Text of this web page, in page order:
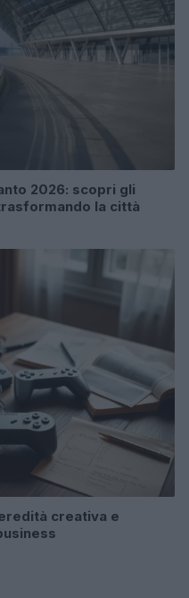
2026: scopri gli
la città
creativa e